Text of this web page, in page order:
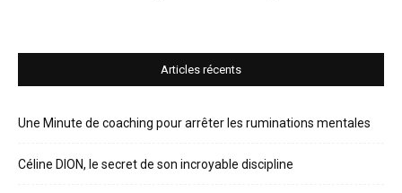
Articles récents
Une Minute de coaching pour arrêter les ruminations mentales
Céline DION, le secret de son incroyable discipline